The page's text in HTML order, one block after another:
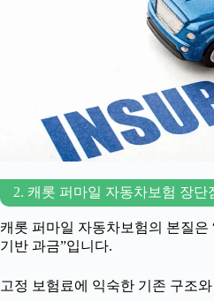
2. 캐롯 퍼마일 자동차보험 장단
캐롯 퍼마일 자동차보험의 본질
기반 과금”입니다.
고정 보험료에 익숙한 기존 구조